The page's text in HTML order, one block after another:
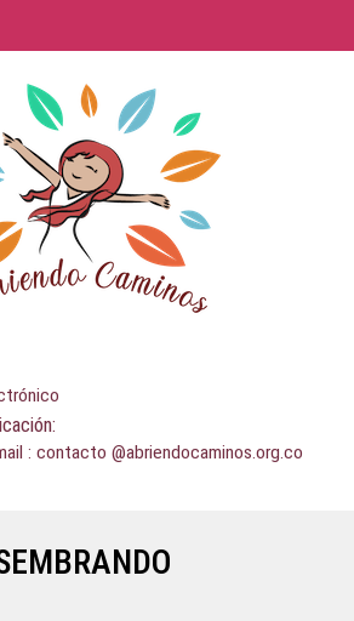
: contacto @abriendocaminos.org.co